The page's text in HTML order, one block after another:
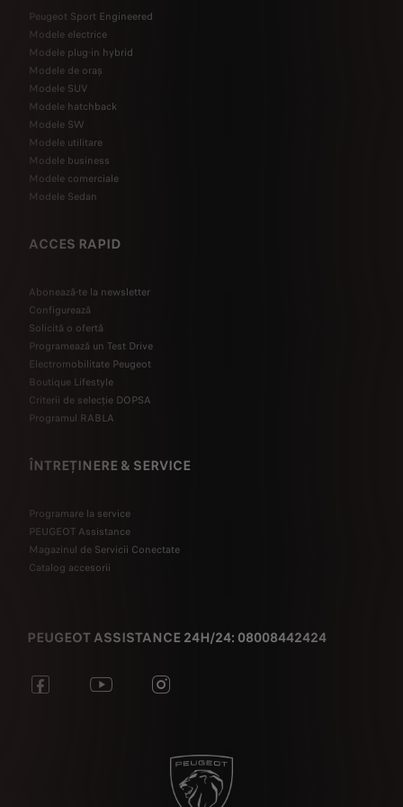
Peugeot Sport Engineered
Modele electrice
Modele plug-in hybrid
Modele de oraș
Modele SUV
Modele hatchback
Modele SW
Modele utilitare
Modele business
Modele comerciale
Modele Sedan
ACCES RAPID
Abonează-te la newsletter
Configurează
Solicită o ofertă
Programează un Test Drive
Electromobilitate Peugeot
Boutique Lifestyle
Criterii de selecție DOPSA
Programul RABLA
ÎNTREȚINERE & SERVICE
Programare la service
PEUGEOT Assistance
Magazinul de Servicii Conectate
Catalog accesorii
PEUGEOT ASSISTANCE 24H/24: 08008442424